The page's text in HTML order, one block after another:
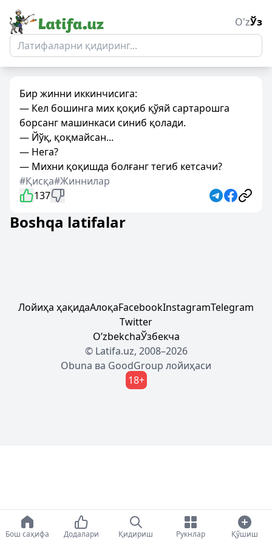
O'zЎз
Бир жинни иккинчисига:
— Кел бошинга мих қоқиб қўяй сартарошга
борсанг машинкаси синиб қолади.
— Йўқ, қоқмайсан...
— Нега?
— Михни қоқишда болғанг тегиб кетсачи?
#Қисқа#Жиннилар
137
Boshqa latifalar
Лойиҳа ҳақидаАлоқаFacebookInstagramTelegram
Twitter
OʼzbekchaЎзбекча
© Latifa.uz, 2008–2026
Obuna ва GoodGroup лойиҳаси
18+
Бош саҳифа Додалари Қидириш Рукнлар Қўшиш